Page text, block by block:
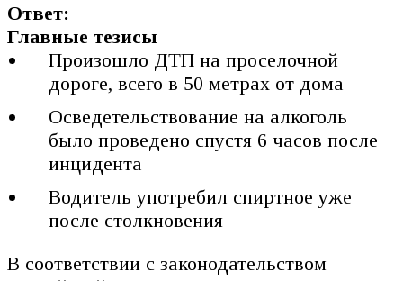
Ответ:
Главные тезисы
Произошло ДТП на проселочной
дороге, всего в 50 метрах от дома
Осведетельствование на алкоголь
было проведено спустя 6 часов после
инцидента
Водитель употребил спиртное уже
после столкновения
В соответствии с законодательством